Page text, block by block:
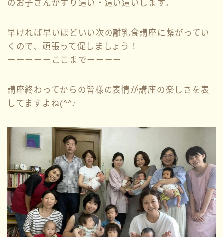
のお子さんがずり這い・這い這いします。
早ければ早いほどいい次の離乳食講座に繋がってい
くので、頑張って促しましょう！
ーーーーーここまでーーーー
講座終わってからの皆様の表情が講座の楽しさを表
してますよね(^^♪